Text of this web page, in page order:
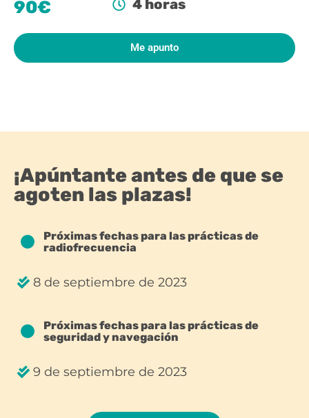
4 horas
90€
Me apunto
¡Apúntante antes de que se
agoten las plazas!
Próximas fechas para las prácticas de
radiofrecuencia
8 de septiembre de 2023
Próximas fechas para las prácticas de
seguridad y navegación
9 de septiembre de 2023